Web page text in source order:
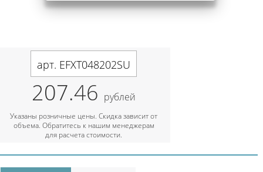
арт. EFXT048202SU
207.46 рублей
Указаны розничные цены. Скидка зависит от
объема. Обратитесь к нашим менеджерам
для расчета стоимости.